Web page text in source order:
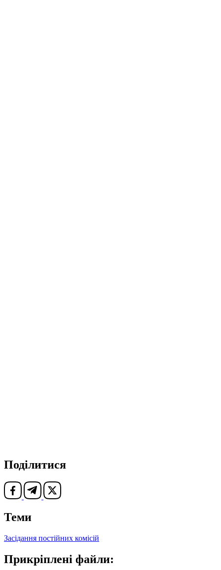
Поділитися
Теми
Засідання постійних комісій
Прикріплені файли: